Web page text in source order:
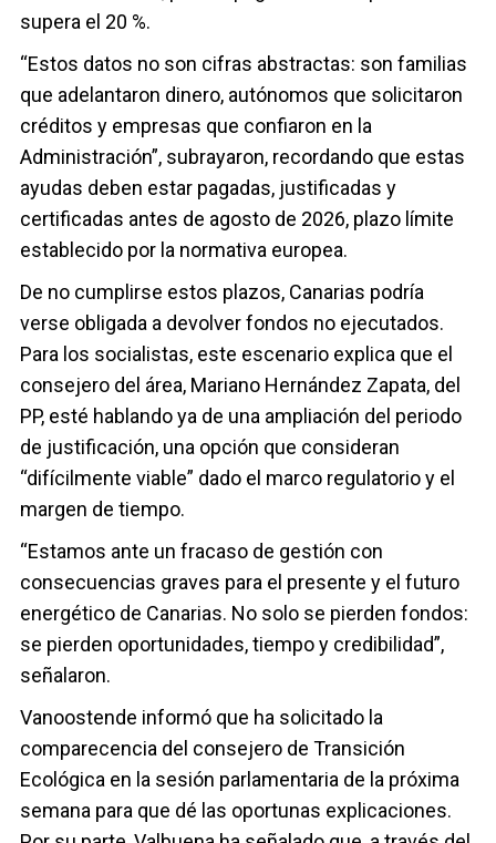
supera el 20 %.
“Estos datos no son cifras abstractas: son familias
que adelantaron dinero, autónomos que solicitaron
créditos y empresas que confiaron en la
Administración”, subrayaron, recordando que estas
ayudas deben estar pagadas, justificadas y
certificadas antes de agosto de 2026, plazo límite
establecido por la normativa europea.
De no cumplirse estos plazos, Canarias podría
verse obligada a devolver fondos no ejecutados.
Para los socialistas, este escenario explica que el
consejero del área, Mariano Hernández Zapata, del
PP, esté hablando ya de una ampliación del periodo
de justificación, una opción que consideran
“difícilmente viable” dado el marco regulatorio y el
margen de tiempo.
“Estamos ante un fracaso de gestión con
consecuencias graves para el presente y el futuro
energético de Canarias. No solo se pierden fondos:
se pierden oportunidades, tiempo y credibilidad”,
señalaron.
Vanoostende informó que ha solicitado la
comparecencia del consejero de Transición
Ecológica en la sesión parlamentaria de la próxima
semana para que dé las oportunas explicaciones.